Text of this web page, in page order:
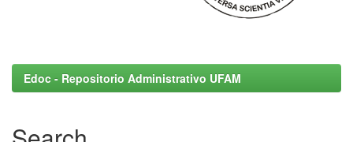
Edoc - Repositorio Administrativo UFAM